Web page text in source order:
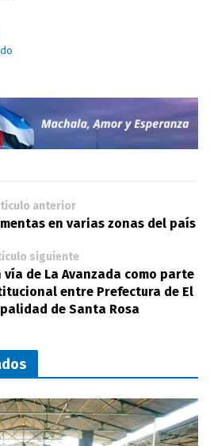
anterior
en varias zonas del país
siguiente
de La Avanzada como parte
entre Prefectura de El
de Santa Rosa